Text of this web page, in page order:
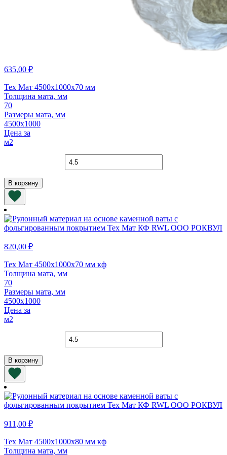
635,00 ₽
Тех Мат 4500х1000х70 мм
Толщина мата, мм
70
Размеры мата, мм
4500х1000
Цена за
м2
Количество
товара
В корзину
820,00 ₽
Тех Мат 4500х1000х70 мм кф
Толщина мата, мм
70
Размеры мата, мм
4500х1000
Цена за
м2
Количество
товара
В корзину
911,00 ₽
Тех Мат 4500х1000х80 мм кф
Толщина мата, мм